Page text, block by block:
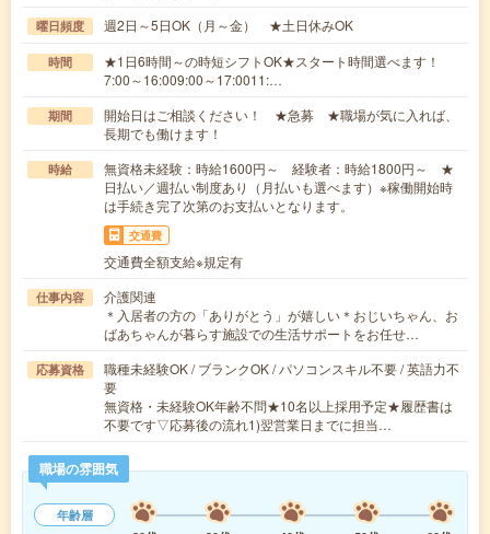
曜日頻度 週2日～5日OK（月～金） ★土日休みOK
時間
★1日6時間～の時短シフトOK★スタート時間選べます！
7:00～16:009:00～17:0011:…
期間
開始日はご相談ください！ ★急募 ★職場が気に入れば、
長期でも働けます！
時給
無資格未経験：時給1600円～ 経験者：時給1800円～ ★
日払い／週払い制度あり（月払いも選べます）※稼働開始時
は手続き完了次第のお支払いとなります。
交通費
交通費全額支給※規定有
仕事内容
介護関連
＊入居者の方の「ありがとう」が嬉しい＊おじいちゃん、お
ばあちゃんが暮らす施設での生活サポートをお任せ…
応募資格
職種未経験OK / ブランクOK / パソコンスキル不要 / 英語力不
要
無資格・未経験OK年齢不問★10名以上採用予定★履歴書は
不要です▽応募後の流れ1)翌営業日までに担当…
職場の雰囲気
年齢層